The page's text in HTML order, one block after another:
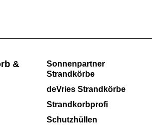
Sonnenpartner
Strandkörbe
deVries Strandkörbe
Strandkorbprofi
Schutzhüllen
&